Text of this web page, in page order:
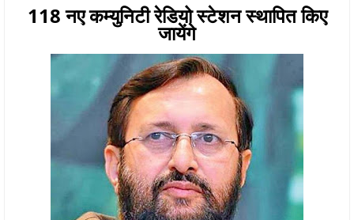
118 नए कम्युनिटी रेडियो स्टेशन स्थापित किए
जायेंगे